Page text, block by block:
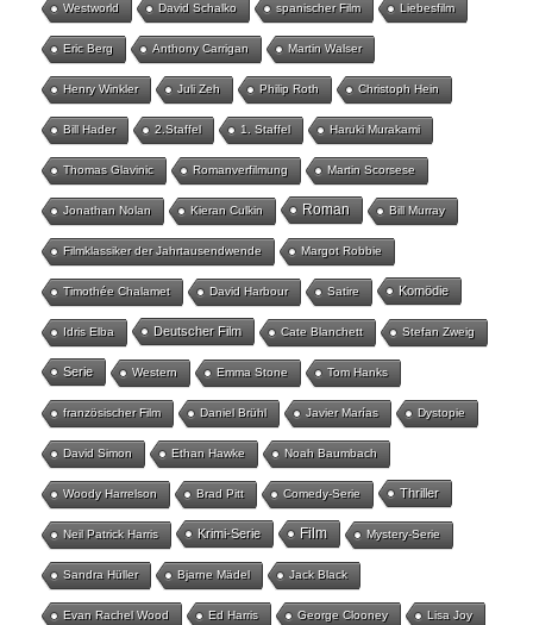
Westworld David Schalko spanischer Film Liebesfilm
Eric Berg Anthony Carrigan Martin Walser
Henry Winkler Juli Zeh Philip Roth Christoph Hein
Bill Hader 2.Staffel 1. Staffel Haruki Murakami
Thomas Glavinic Romanverfilmung Martin Scorsese
Jonathan Nolan Kieran Culkin Roman Bill Murray
Filmklassiker der Jahrtausendwende Margot Robbie
Timothée Chalamet David Harbour Satire Komödie
Idris Elba Deutscher Film Cate Blanchett Stefan Zweig
Serie Western Emma Stone Tom Hanks
französischer Film Daniel Brühl Javier Marías Dystopie
David Simon Ethan Hawke Noah Baumbach
Woody Harrelson Brad Pitt Comedy-Serie Thriller
Neil Patrick Harris Krimi-Serie Film Mystery-Serie
Sandra Hüller Bjarne Mädel Jack Black
Evan Rachel Wood Ed Harris George Clooney Lisa Joy